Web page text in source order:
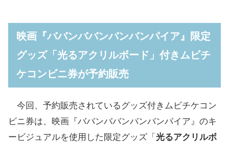
映画『ババンババンバンバンパイア』限定
グッズ「光るアクリルボード」付きムビチ
ケコンビニ券が予約販売
今回、予約販売されているグッズ付きムビチケコン
ビニ券は、映画『ババンババンバンバンパイア』のキ
ービジュアルを使用した限定グッズ「 光るアクリルボ